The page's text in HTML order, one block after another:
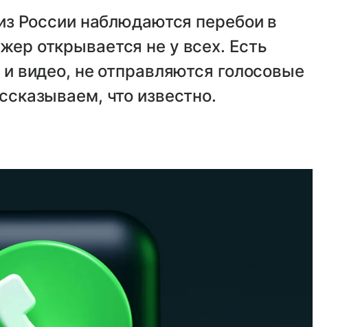
России наблюдаются перебои в
открывается не у всех. Есть
видео, не отправляются голосовые
что известно.